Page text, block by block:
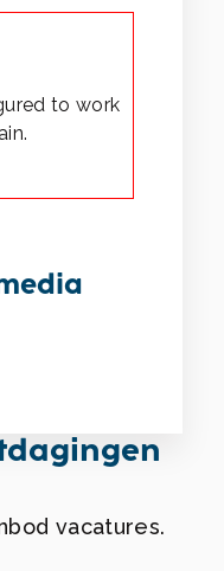
to work
vacatures.